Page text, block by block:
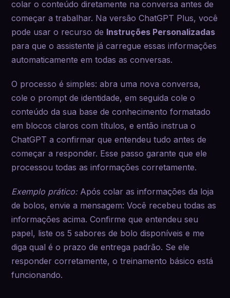
colar o conteúdo diretamente na conversa antes de
começar a trabalhar. Na versão ChatGPT Plus, você
pode usar o recurso de Instruções Personalizadas
para que o assistente já carregue essas informações
automaticamente em todas as conversas.
O processo é simples: abra uma nova conversa,
cole o prompt de identidade, em seguida cole o
conteúdo da sua base de conhecimento formatado
em blocos claros com títulos, e então instrua o
ChatGPT a confirmar que entendeu tudo antes de
começar a responder. Esse passo garante que ele
processou todas as informações corretamente.
Exemplo prático:Após colar as informações da loja
de bolos, envie a mensagem: Você recebeu todas as
informações acima. Confirme que entendeu seu
papel, liste os 5 sabores de bolo disponíveis e me
diga qual é o prazo de entrega padrão. Se ele
responder corretamente, o treinamento básico está
funcionando.